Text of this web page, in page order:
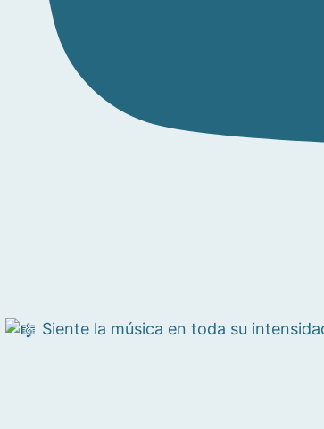
Siente la música en toda su